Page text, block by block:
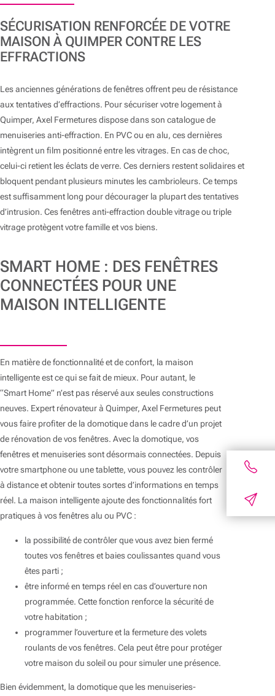
SÉCURISATION RENFORCÉE DE VOTRE
MAISON À QUIMPER CONTRE LES
EFFRACTIONS
Les anciennes générations de fenêtres offrent peu de résistance
aux tentatives d’effractions. Pour sécuriser votre logement à
Quimper, Axel Fermetures dispose dans son catalogue de
menuiseries anti-effraction. En PVC ou en alu, ces dernières
intègrent un film positionné entre les vitrages. En cas de choc,
celui-ci retient les éclats de verre. Ces derniers restent solidaires et
bloquent pendant plusieurs minutes les cambrioleurs. Ce temps
est suffisamment long pour décourager la plupart des tentatives
d’intrusion. Ces fenêtres anti-effraction double vitrage ou triple
vitrage protègent votre famille et vos biens.
SMART HOME : DES FENÊTRES
CONNECTÉES POUR UNE
MAISON INTELLIGENTE
En matière de fonctionnalité et de confort, la maison
intelligente est ce qui se fait de mieux. Pour autant, le
“Smart Home” n’est pas réservé aux seules constructions
neuves. Expert rénovateur à Quimper, Axel Fermetures peut
vous faire profiter de la domotique dans le cadre d’un projet
de rénovation de vos fenêtres. Avec la domotique, vos
fenêtres et menuiseries sont désormais connectées. Depuis
votre smartphone ou une tablette, vous pouvez les contrôler
à distance et obtenir toutes sortes d’informations en temps
réel. La maison intelligente ajoute des fonctionnalités fort
pratiques à vos fenêtres alu ou PVC :
la possibilité de contrôler que vous avez bien fermé
toutes vos fenêtres et baies coulissantes quand vous
êtes parti ;
être informé en temps réel en cas d’ouverture non
programmée. Cette fonction renforce la sécurité de
votre habitation ;
programmer l’ouverture et la fermeture des volets
roulants de vos fenêtres. Cela peut être pour protéger
votre maison du soleil ou pour simuler une présence.
Bien évidemment, la domotique que les menuiseries-